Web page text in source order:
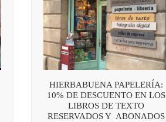
HIERBABUENA PAPELERÍA:
10% DE DESCUENTO EN LOS
LIBROS DE TEXTO
RESERVADOS Y ABONADOS